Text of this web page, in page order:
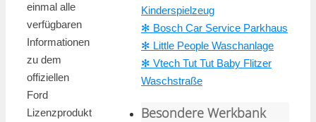
einmal alle
verfügbaren
Informationen
zu dem
offiziellen
Ford
Lizenzprodukt
Kinderspielzeug
✻ Bosch Car Service Parkhaus
✻ Little People Waschanlage
✻ Vtech Tut Tut Baby Flitzer
Waschstraße
Besondere Werkbank